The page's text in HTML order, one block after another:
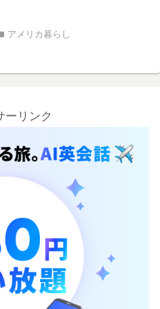
アメリカ暮らし
ーリンク